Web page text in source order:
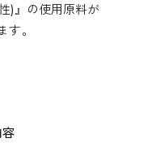
)』の使用原料が
。